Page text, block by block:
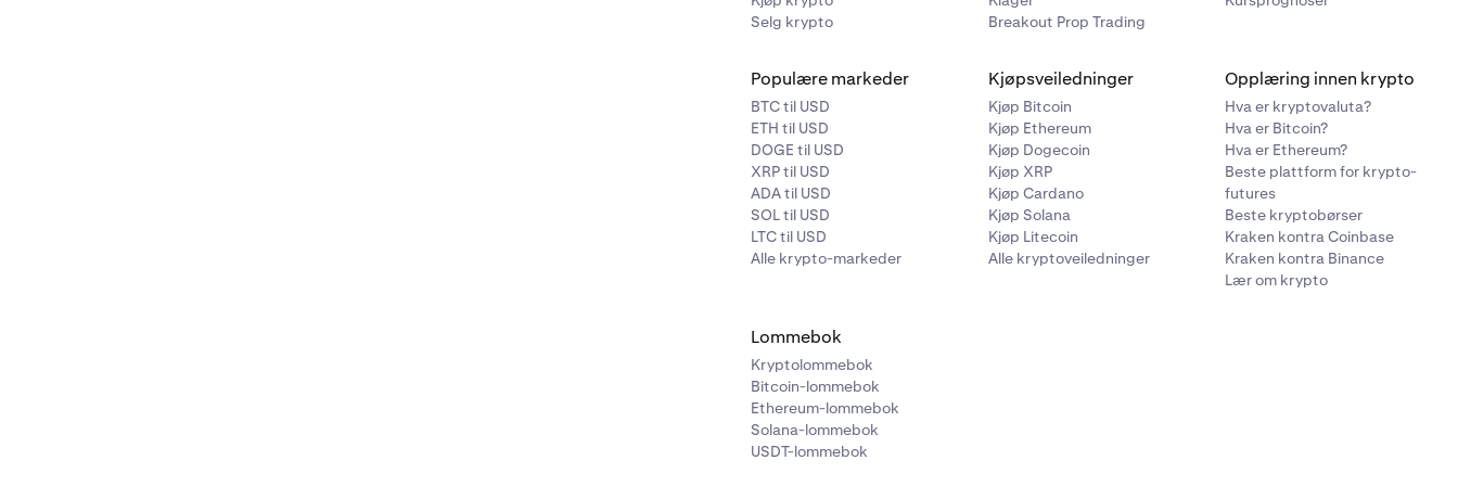
Selg krypto
Breakout Prop Trading
Populære markeder
BTC til USD
ETH til USD
DOGE til USD
XRP til USD
ADA til USD
SOL til USD
LTC til USD
Alle krypto-markeder
Kjøpsveiledninger
Kjøp Bitcoin
Kjøp Ethereum
Kjøp Dogecoin
Kjøp XRP
Kjøp Cardano
Kjøp Solana
Kjøp Litecoin
Alle kryptoveiledninger
Opplæring innen krypto
Hva er kryptovaluta?
Hva er Bitcoin?
Hva er Ethereum?
Beste plattform for krypto-
futures
Beste kryptobørser
Kraken kontra Coinbase
Kraken kontra Binance
Lær om krypto
Lommebok
Kryptolommebok
Bitcoin-lommebok
Ethereum-lommebok
Solana-lommebok
USDT-lommebok